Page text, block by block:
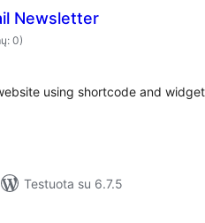
Newsletter
0)
using shortcode and
Testuota su 6.7.5